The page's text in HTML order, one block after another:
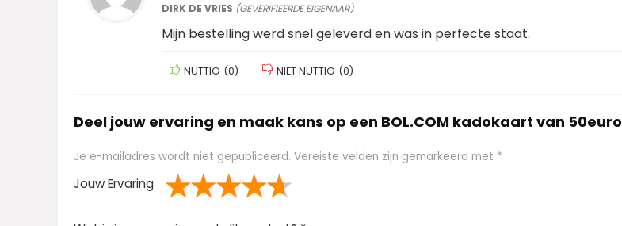
DIRK DE VRIES (GEVERIFIEERDE EIGENAAR)
Mijn bestelling werd snel geleverd en was in perfecte staat.
NUTTIG (0) NIET NUTTIG (0)
Deel jouw ervaring en maak kans op een BOL.COM kadokaart van 50euro
Je e-mailadres wordt niet gepubliceerd. Vereiste velden zijn gemarkeerd met *
Jouw Ervaring